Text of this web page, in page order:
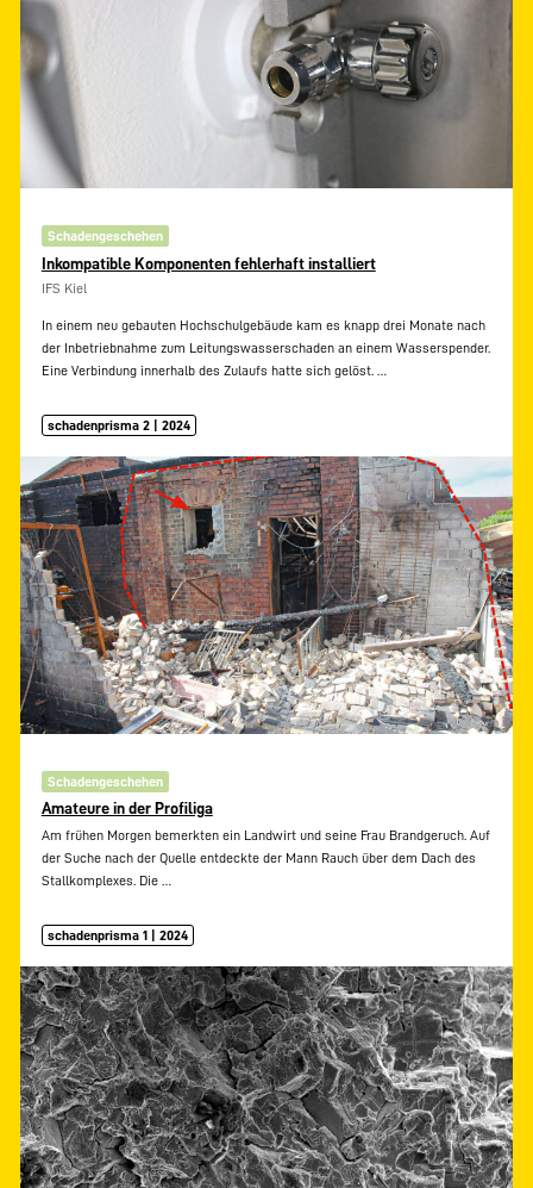
Schadengeschehen
Inkompatible Komponenten fehlerhaft installiert
IFS Kiel
In einem neu gebauten Hochschulgebäude kam es knapp drei Monate nach
der Inbetriebnahme zum Leitungswasserschaden an einem Wasserspender.
Eine Verbindung innerhalb des Zulaufs hatte sich gelöst.
schadenprisma 2 | 2024
Schadengeschehen
Amateure in der Profiliga
Am frühen Morgen bemerkten ein Landwirt und seine Frau Brandgeruch. Auf
der Suche nach der Quelle entdeckte der Mann Rauch über dem Dach des
Stallkomplexes. Die …
schadenprisma 1 | 2024